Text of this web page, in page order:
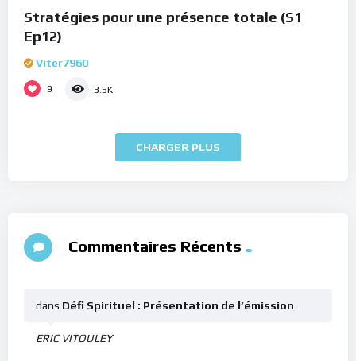
Stratégies pour une présence totale (S1
Ep12)
Viter7960
9 3.5K
CHARGER PLUS
Commentaires Récents
ERIC VITOULEY
dans Défi Spirituel : Présentation de l’émission